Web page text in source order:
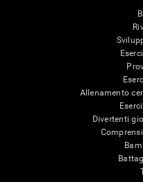
Allenamento
Divertenti